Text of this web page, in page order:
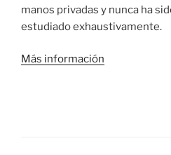
manos privadas y nunca ha
estudiado exhaustivamente.
Más información